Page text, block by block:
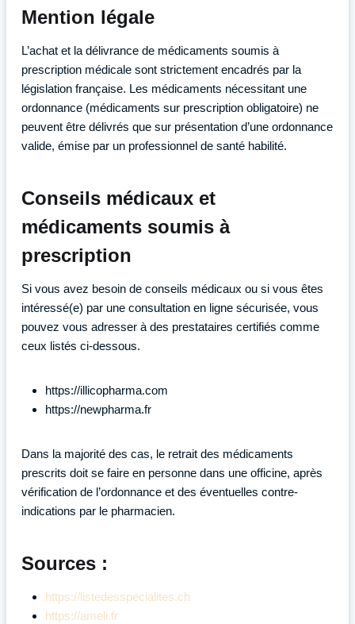
Mention légale
L’achat et la délivrance de médicaments soumis à
prescription médicale sont strictement encadrés par la
législation française. Les médicaments nécessitant une
ordonnance (médicaments sur prescription obligatoire) ne
peuvent être délivrés que sur présentation d’une ordonnance
valide, émise par un professionnel de santé habilité.
Conseils médicaux et
médicaments soumis à
prescription
Si vous avez besoin de conseils médicaux ou si vous êtes
intéressé(e) par une consultation en ligne sécurisée, vous
pouvez vous adresser à des prestataires certifiés comme
ceux listés ci-dessous.
https://illicopharma.com
https://newpharma.fr
Dans la majorité des cas, le retrait des médicaments
prescrits doit se faire en personne dans une officine, après
vérification de l’ordonnance et des éventuelles contre-
indications par le pharmacien.
Sources :
https://listedesspecialites.ch
https://ameli.fr